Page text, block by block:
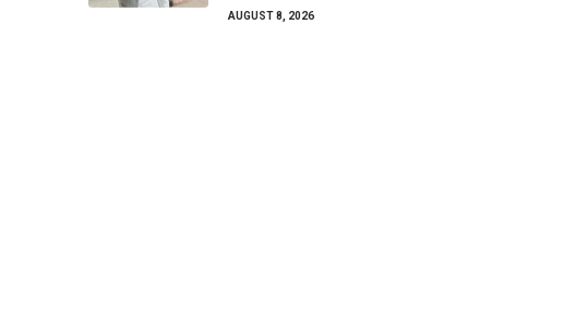
AUGUST 8, 2026